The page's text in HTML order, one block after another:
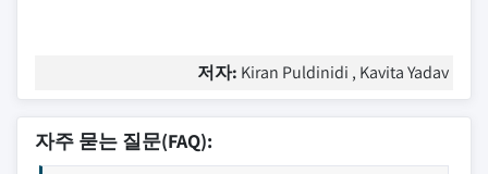
저자: Kiran Puldinidi , Kavita Yadav
자주 묻는 질문(FAQ):